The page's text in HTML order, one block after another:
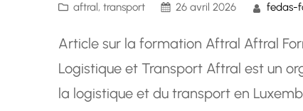
aftral , transport 26 avril 2026 fedas-
Article sur la formation Aftral Aftral
Logistique et Transport Aftral est un
la logistique et du transport en